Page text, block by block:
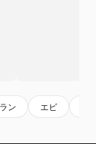
ン エビ